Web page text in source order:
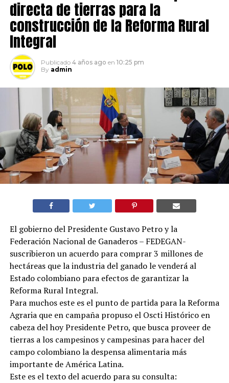
directa de tierras para la
construcción de la Reforma Rural
Integral
Publicado 4 años ago en 10:25 pm
By admin
El gobierno del Presidente Gustavo Petro y la
Federación Nacional de Ganaderos – FEDEGAN-
suscribieron un acuerdo para comprar 3 millones de
hectáreas que la industria del ganado le venderá al
Estado colombiano para efectos de garantizar la
Reforma Rural Integral.
Para muchos este es el punto de partida para la Reforma
Agraria que en campaña propuso el Oscti Histórico en
cabeza del hoy Presidente Petro, que busca proveer de
tierras a los campesinos y campesinas para hacer del
campo colombiano la despensa alimentaria más
importante de América Latina.
Este es el texto del acuerdo para su consulta: